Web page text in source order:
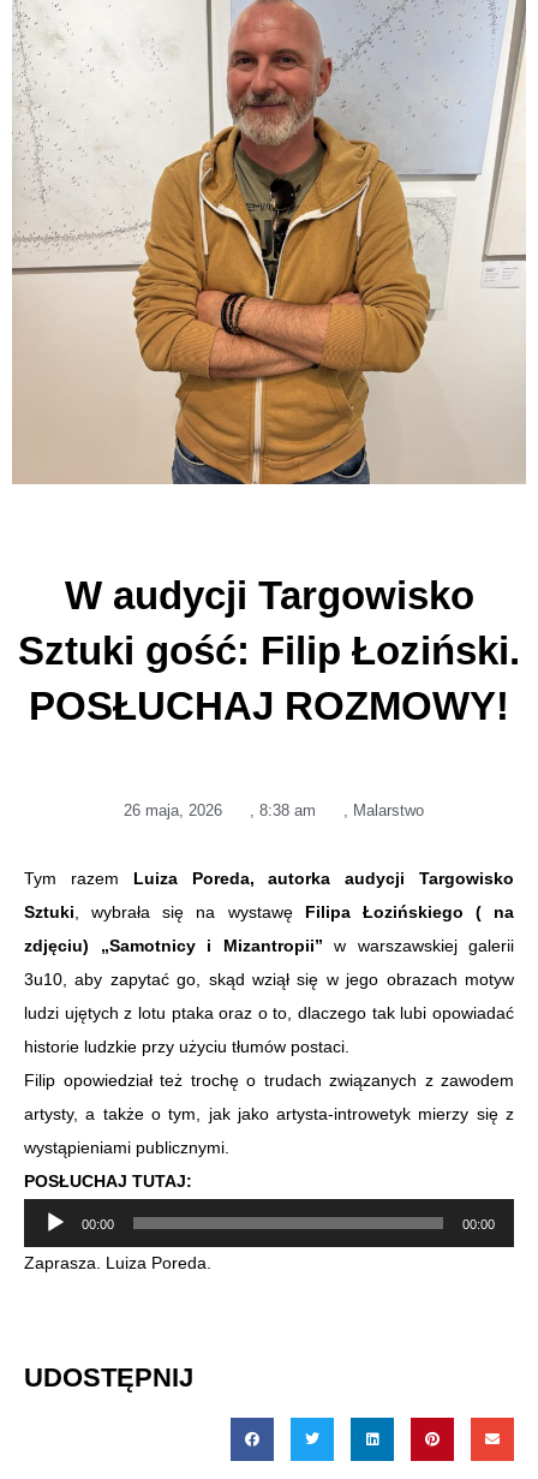
W audycji Targowisko
Sztuki gość: Filip Łoziński.
POSŁUCHAJ ROZMOWY!
26 maja, 2026 8:38 am Malarstwo
Tym razem Luiza Poreda, autorka audycji Targowisko
Sztuki , wybrała się na wystawę Filipa Łozińskiego ( na
zdjęciu) „Samotnicy i Mizantropii” w warszawskiej galerii
3u10, aby zapytać go, skąd wziął się w jego obrazach motyw
ludzi ujętych z lotu ptaka oraz o to, dlaczego tak lubi opowiadać
historie ludzkie przy użyciu tłumów postaci.
Filip opowiedział też trochę o trudach związanych z zawodem
artysty, a także o tym, jak jako artysta-introwetyk mierzy się z
wystąpieniami publicznymi.
POSŁUCHAJ TUTAJ:
Odtwarzacz
plików
00:00 00:00
Zaprasza. Luiza Poreda.
UDOSTĘPNIJ